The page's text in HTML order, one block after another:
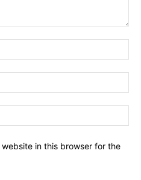
in this browser for the